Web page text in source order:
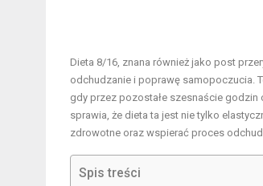
Dieta 8/16, znana również jako post
odchudzanie i poprawę samopoczucia.
gdy przez pozostałe szesnaście
sprawia, że dieta ta jest nie tylko
zdrowotne oraz wspierać proces
Spis treści